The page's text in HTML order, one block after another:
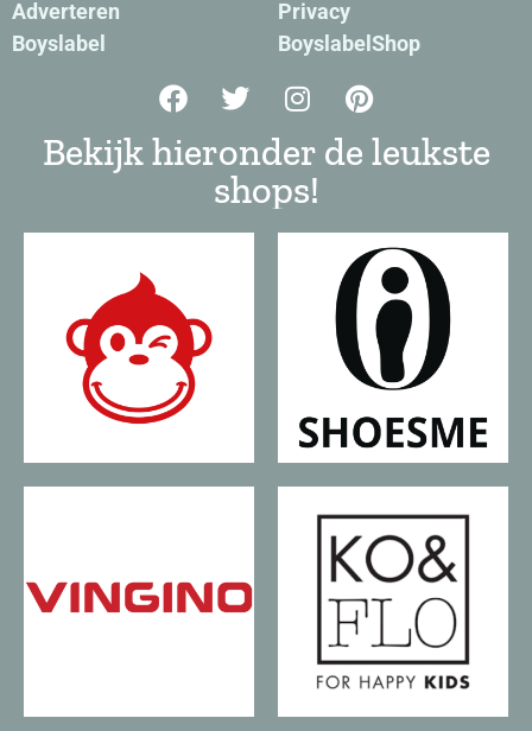
Adverteren
Boyslabel
Privacy
BoyslabelShop
Bekijk hieronder de leukste
shops!